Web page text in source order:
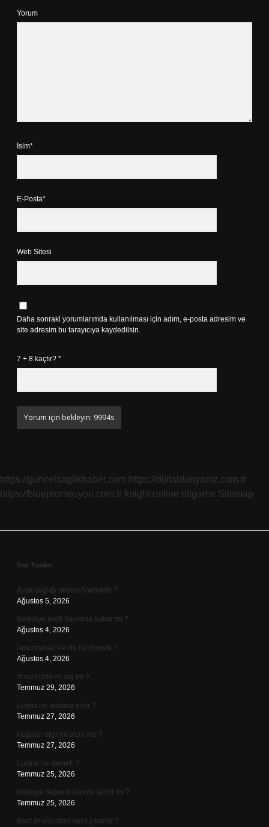
Yorum
İsim*
E-Posta*
Web Sitesi
Daha sonraki yorumlarımda kullanılması için adım, e-posta adresim ve
site adresim bu tarayıcıya kaydedilsin.
7 + 8 kaçtır? *
https://guncelsaglikhaber.com https://dijitaldunyaniz.com.tr
https://bluepromosyon.com.tr knight online nttgame Sitemap
Sidebar
Son Yazılar
Ayak sağlığı neden önemlidir ?
Ağustos 5, 2026
Belediye evcil hayvana bakar mı ?
Ağustos 4, 2026
Amortisman ve itfa ne demek ?
Ağustos 4, 2026
Yosun bitki mi alg mi ?
Temmuz 29, 2026
Lebriz ne anlama gelir ?
Temmuz 27, 2026
Kuğular etçil mi otçul mu ?
Temmuz 27, 2026
Lustral ne demek ?
Temmuz 25, 2026
Kiracıya deprem konutu verilir mi ?
Temmuz 25, 2026
Bant izi vücuttan nasıl çıkarılır ?